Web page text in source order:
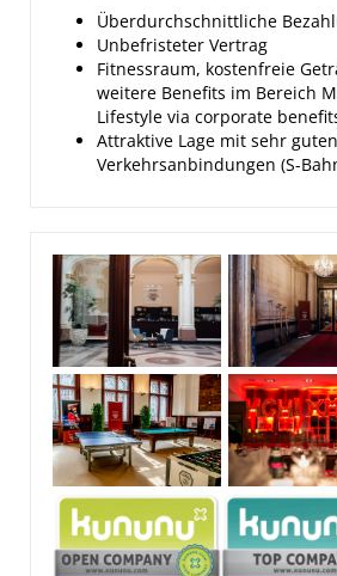
Überdurchschnittliche
Unbefristeter Vertrag
Fitnessraum, kostenfreie
weitere Benefits im Bereich
Lifestyle via corporate
Attraktive Lage mit sehr guten
Verkehrsanbindungen (S-